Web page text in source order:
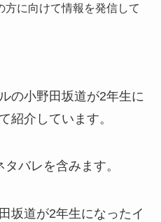
に向けて情報を発信して
の小野田坂道が2年生に
紹介しています。
バレを含みます。
坂道が2年生になったイ